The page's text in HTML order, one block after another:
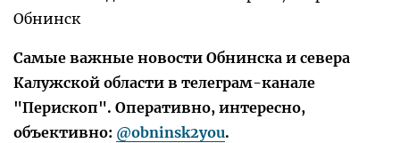
Обнинск
Самые важные новости Обнинска и севера
Калужской области в телеграм-канале
"Перископ". Оперативно, интересно,
объективно: @obninsk2you.